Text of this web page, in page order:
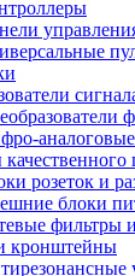
розеток и
блоки
фильтры
кронштейны